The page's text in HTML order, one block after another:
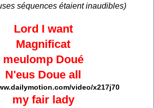
séquences étaient inaudibles)
Lord I want
Magnificat
meulomp Doué
N'eus Doue all
video/x217j70
my fair lady